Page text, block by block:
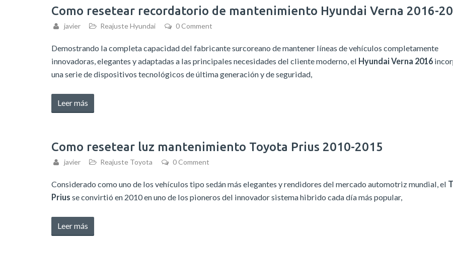
cambio
de
aceite
de
Jeep
Gladiator
2020»
Como resetear recordatorio de mantenimiento Hyundai Verna 2016-
javier Reajuste Hyundai 0 Comment
Demostrando la completa capacidad del fabricante surcoreano de mantener líneas de vehículos completamente
innovadoras, elegantes y adaptadas a las principales necesidades del cliente moderno, el Hyundai Verna 2016
una serie de dispositivos tecnológicos de última generación y de seguridad,
Leer más
resetear
mantenimiento
Hyundai
Verna
2016-
Como resetear luz mantenimiento Toyota Prius 2010-2015
javier Reajuste Toyota 0 Comment
Considerado como uno de los vehículos tipo sedán más elegantes y rendidores del mercado automotriz mundial, el
Prius se convirtió en 2010 en uno de los pioneros del innovador sistema hibrido cada día más popular,
Leer más
resetear